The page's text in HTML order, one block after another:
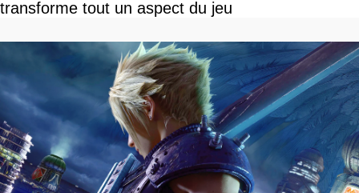
transforme tout un aspect du jeu